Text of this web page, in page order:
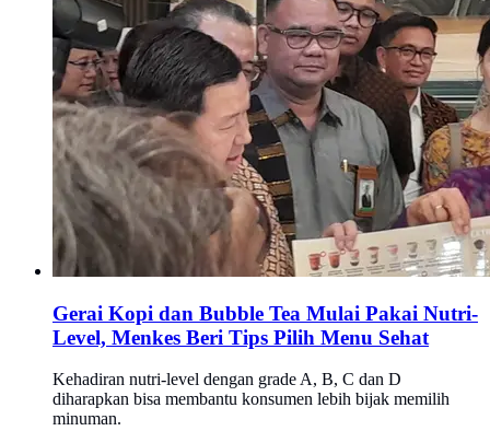
Gerai Kopi dan Bubble Tea Mulai Pakai Nutri-
Level, Menkes Beri Tips Pilih Menu Sehat
Kehadiran nutri-level dengan grade A, B, C dan D
diharapkan bisa membantu konsumen lebih bijak memilih
minuman.